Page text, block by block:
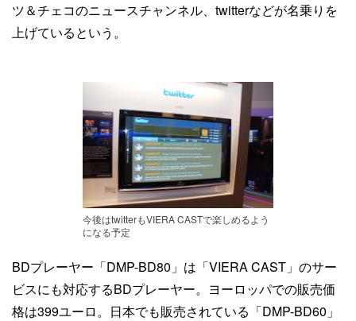
ツ＆チェコのニュースチャンネル、twitterなどが名乗りを
上げているという。
今後はtwitterもVIERA CASTで楽しめるよう
になる予定
BDプレーヤー「DMP-BD80」は「VIERA CAST」のサー
ビスにも対応するBDプレーヤー。ヨーロッパでの販売価
格は399ユーロ。日本でも販売されている「DMP-BD60」